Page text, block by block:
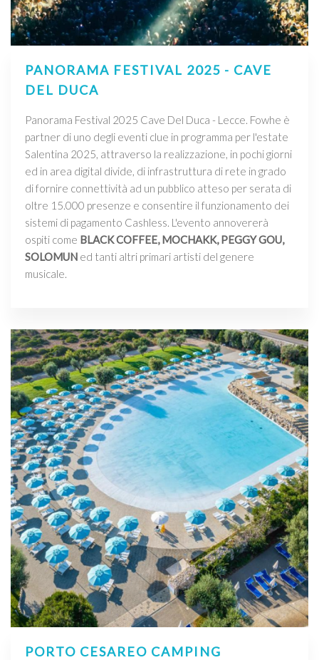
PANORAMA FESTIVAL 2025 - CAVE
DEL DUCA
Panorama Festival 2025 Cave Del Duca - Lecce. Fowhe è
partner di uno degli eventi clue in programma per l'estate
Salentina 2025, attraverso la realizzazione, in pochi giorni
ed in area digital divide, di infrastruttura di rete in grado
di fornire connettività ad un pubblico atteso per serata di
oltre 15.000 presenze e consentire il funzionamento dei
sistemi di pagamento Cashless. L'evento annovererà
ospiti come BLACK COFFEE, MOCHAKK, PEGGY GOU,
SOLOMUN ed tanti altri primari artisti del genere
musicale.
PORTO CESAREO CAMPING